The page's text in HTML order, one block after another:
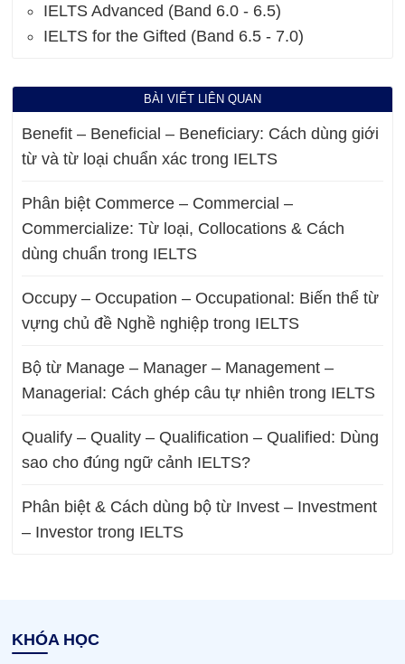
IELTS Advanced (Band 6.0 - 6.5)
IELTS for the Gifted (Band 6.5 - 7.0)
BÀI VIẾT LIÊN QUAN
Benefit – Beneficial – Beneficiary: Cách dùng giới
từ và từ loại chuẩn xác trong IELTS
Phân biệt Commerce – Commercial –
Commercialize: Từ loại, Collocations & Cách
dùng chuẩn trong IELTS
Occupy – Occupation – Occupational: Biến thể từ
vựng chủ đề Nghề nghiệp trong IELTS
Bộ từ Manage – Manager – Management –
Managerial: Cách ghép câu tự nhiên trong IELTS
Qualify – Quality – Qualification – Qualified: Dùng
sao cho đúng ngữ cảnh IELTS?
Phân biệt & Cách dùng bộ từ Invest – Investment
– Investor trong IELTS
KHÓA HỌC